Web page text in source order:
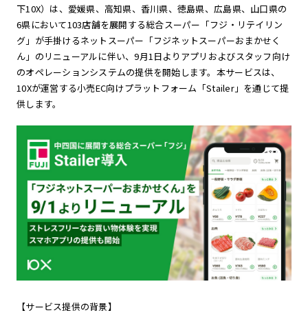
下10X）は、愛媛県、高知県、香川県、徳島県、広島県、山口県の
6県において103店舗を展開する総合スーパー「フジ・リテイリン
グ」が手掛けるネットスーパー「フジネットスーパーおまかせく
ん」のリニューアルに伴い、9月1日よりアプリおよびスタッフ向け
のオペレーションシステムの提供を開始します。本サービスは、
10Xが運営する小売EC向けプラットフォーム「Stailer」を通じて提
供します。
【サービス提供の背景】